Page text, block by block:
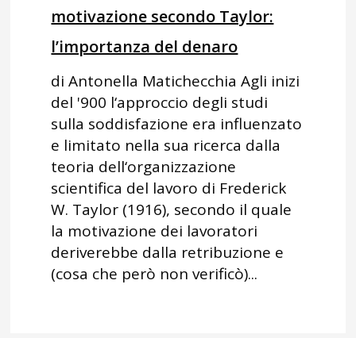
motivazione secondo Taylor:
l’importanza del denaro
di Antonella Matichecchia Agli inizi
del '900 l‘approccio degli studi
sulla soddisfazione era influenzato
e limitato nella sua ricerca dalla
teoria dell‘organizzazione
scientifica del lavoro di Frederick
W. Taylor (1916), secondo il quale
la motivazione dei lavoratori
deriverebbe dalla retribuzione e
(cosa che però non verificò)...